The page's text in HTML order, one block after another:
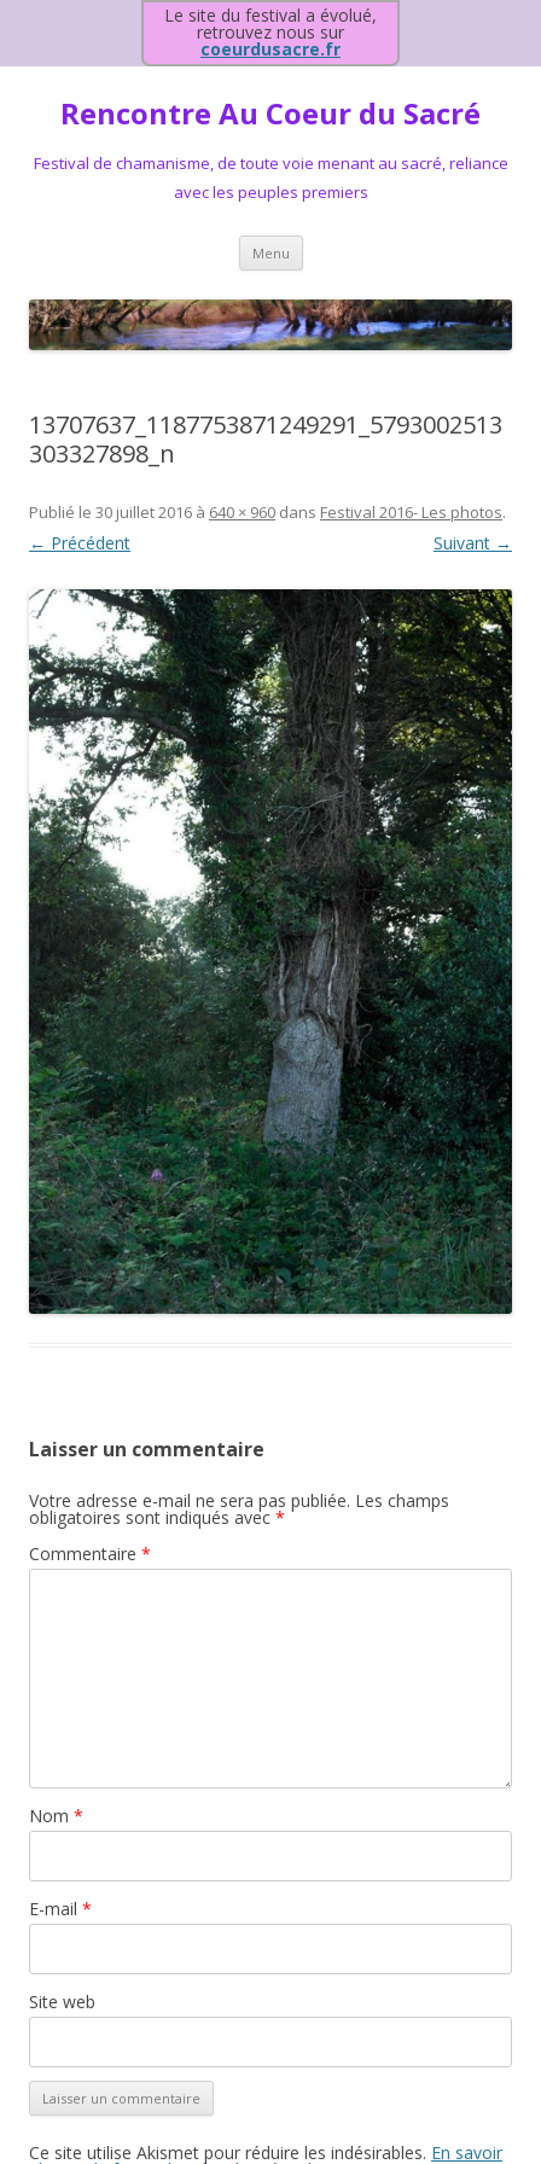
Le site du festival a évolué,
retrouvez nous sur
coeurdusacre.fr
Rencontre Au Coeur du Sacré
Festival de chamanisme, de toute voie menant au sacré, reliance
avec les peuples premiers
Menu Aller au contenu principal
13707637_1187753871249291_5793002513
303327898_n
Publié le 30 juillet 2016 à 640 × 960 dans Festival 2016- Les photos.
← Précédent Suivant →
Laisser un commentaire
Votre adresse e-mail ne sera pas publiée. Les champs
obligatoires sont indiqués avec *
Commentaire *
Nom *
E-mail *
Site web
Ce site utilise Akismet pour réduire les indésirables. En savoir